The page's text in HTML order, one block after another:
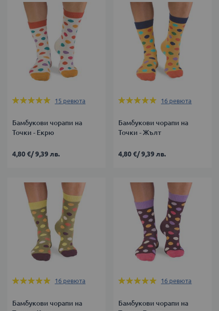
Оценка:
15 ревюта
Бамбукови чорапи на
Точки - Екрю
4,80 €/9,39 лв.
Оценка:
16 ревюта
Бамбукови чорапи на
Точки - Жълт
4,80 €/9,39 лв.
Оценка:
16 ревюта
Бамбукови чорапи на
Оценка:
16 ревюта
Бамбукови чорапи на